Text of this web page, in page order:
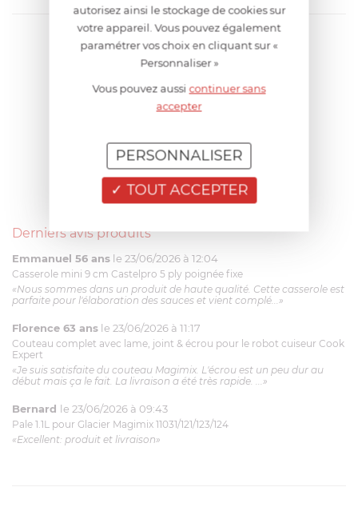
Derniers avis produits
Emmanuel 56 ans le 23/06/2026 à 12:04
Casserole mini 9 cm Castelpro 5 ply poignée fixe
«Nous sommes dans un produit de haute qualité. Cette casserole est
parfaite pour l'élaboration des sauces et vient complé...»
Florence 63 ans le 23/06/2026 à 11:17
Couteau complet avec lame, joint & écrou pour le robot cuiseur Cook
Expert
«Je suis satisfaite du couteau Magimix. L'écrou est un peu dur au
début mais ça le fait. La livraison a été très rapide. ...»
Bernard le 23/06/2026 à 09:43
Pale 1.1L pour Glacier Magimix 11031/121/123/124
«Excellent: produit et livraison»
autorisez ainsi le stockage de cookies sur
votre appareil. Vous pouvez également
paramétrer vos choix en cliquant sur «
Personnaliser »
Vous pouvez aussicontinuer sans
accepter
TOUT ACCEPTER
PERSONNALISER